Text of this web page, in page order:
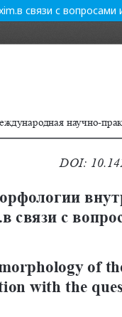
связи с вопросами